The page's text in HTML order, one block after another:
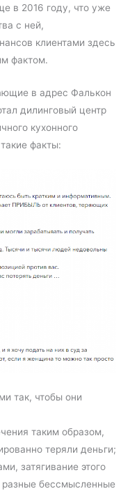
в 2016 году, что уже
с ней,
клиентами здесь
фактом.
в адрес Фалькон
дилинговый центр
кухонного
факты:
так, чтобы они
таким образом,
теряли деньги;
затягивание этого
бессмысленные